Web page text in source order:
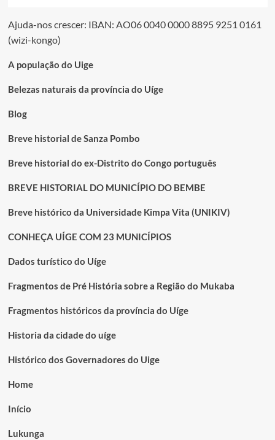
Ajuda-nos crescer: IBAN: AO06 0040 0000 8895 9251 0161
(wizi-kongo)
A população do Uige
Belezas naturais da província do Uíge
Blog
Breve historial de Sanza Pombo
Breve historial do ex-Distrito do Congo português
BREVE HISTORIAL DO MUNICÍPIO DO BEMBE
Breve histórico da Universidade Kimpa Vita (UNIKIV)
CONHEÇA UÍGE COM 23 MUNICÍPIOS
Dados turístico do Uíge
Fragmentos de Pré História sobre a Região do Mukaba
Fragmentos históricos da província do Uíge
Historia da cidade do uíge
Histórico dos Governadores do Uige
Home
Início
Lukunga